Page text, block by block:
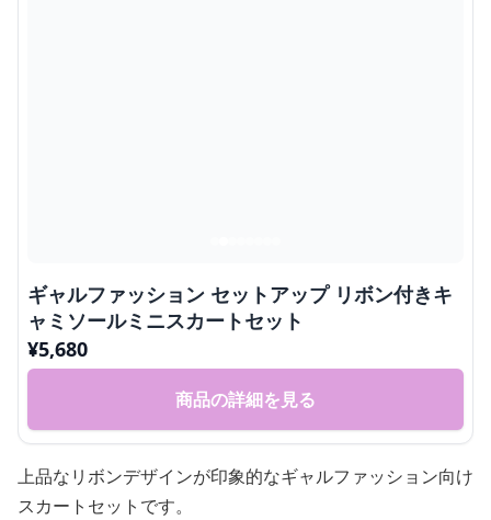
ギャルファッション セットアップ リボン付きキ
ャミソールミニスカートセット
¥5,680
商品の詳細を見る
上品なリボンデザインが印象的なギャルファッション向け
スカートセットです。